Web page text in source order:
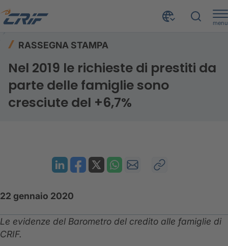
menu
RASSEGNA STAMPA
Nel 2019 le richieste di prestiti da
parte delle famiglie sono
cresciute del +6,7%
22 gennaio 2020
Le evidenze del Barometro del credito alle famiglie di
CRIF.